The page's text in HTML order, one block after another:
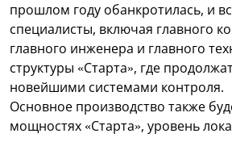
прошлом году обанкротилась, и
специалисты, включая главного
главного инженера и главного
структуры «Старта», где
новейшими системами контроля.
Основное производство также
мощностях «Старта», уровень